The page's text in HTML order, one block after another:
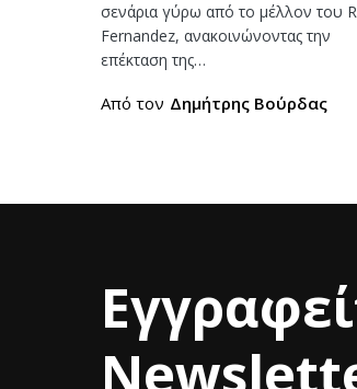
σενάρια γύρω από το μέλλον του
Fernandez, ανακοινώνοντας την
επέκταση της…
Από τον Δημήτρης Βούρδας